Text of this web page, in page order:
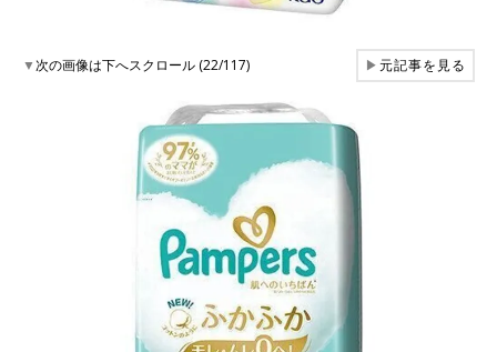
▼次の画像は下へスクロール (22/117) ▶元記事を見る